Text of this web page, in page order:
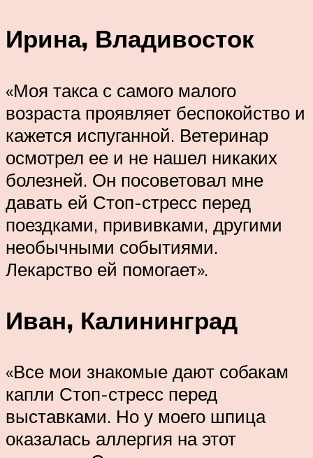
Ирина, Владивосток
«Моя такса с самого малого
возраста проявляет беспокойство и
кажется испуганной. Ветеринар
осмотрел ее и не нашел никаких
болезней. Он посоветовал мне
давать ей Стоп-стресс перед
поездками, прививками, другими
необычными событиями.
Лекарство ей помогает».
Иван, Калининград
«Все мои знакомые дают собакам
капли Стоп-стресс перед
выставками. Но у моего шпица
оказалась аллергия на этот